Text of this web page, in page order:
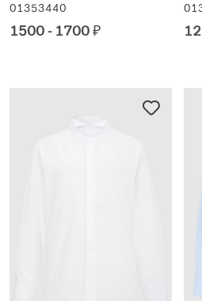
01353440
1500 - 1700₽